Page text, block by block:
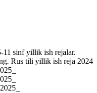
sinf yillik ish rejalar.
Rus tili yillik ish reja 2024